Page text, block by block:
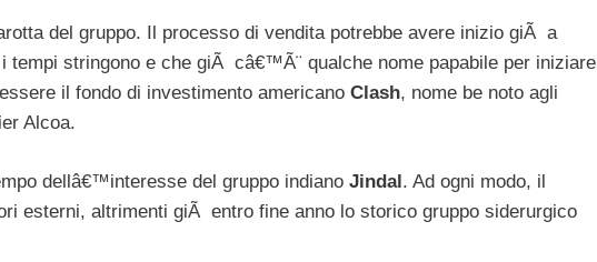
del gruppo. Il processo di vendita potrebbe avere inizio giÃ a
stringono e che giÃ câ€™Ã¨ qualche nome papabile per iniziare
il fondo di investimento americano Clash, nome be noto agli
Alcoa.
dellâ€™interesse del gruppo indiano Jindal. Ad ogni modo, il
esterni, altrimenti giÃ entro fine anno lo storico gruppo siderurgico